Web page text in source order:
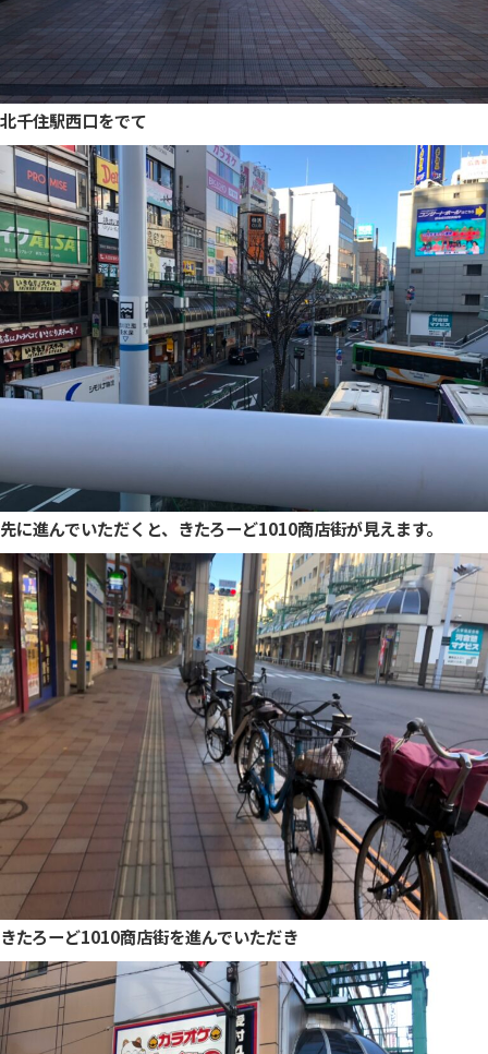
北千住駅西口をでて
先に進んでいただくと、きたろーど1010商店街が見えます。
きたろーど1010商店街を進んでいただき